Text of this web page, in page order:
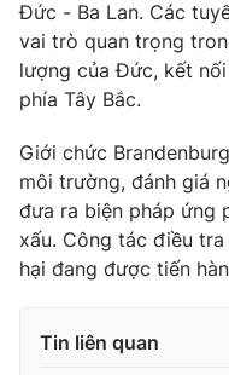
Ðiện thoại Thời báo VTV:
Email:toasoan@vtv.vn
Liên hệ quảng cáo:024-
Đức - Ba Lan. Các
vai trò quan trọng
lượng của Đức, kết
phía Tây Bắc.
Giới chức
môi trường, đánh giá
đưa ra biện pháp ứng
xấu. Công tác điều
hại đang được tiến
Tin liên quan